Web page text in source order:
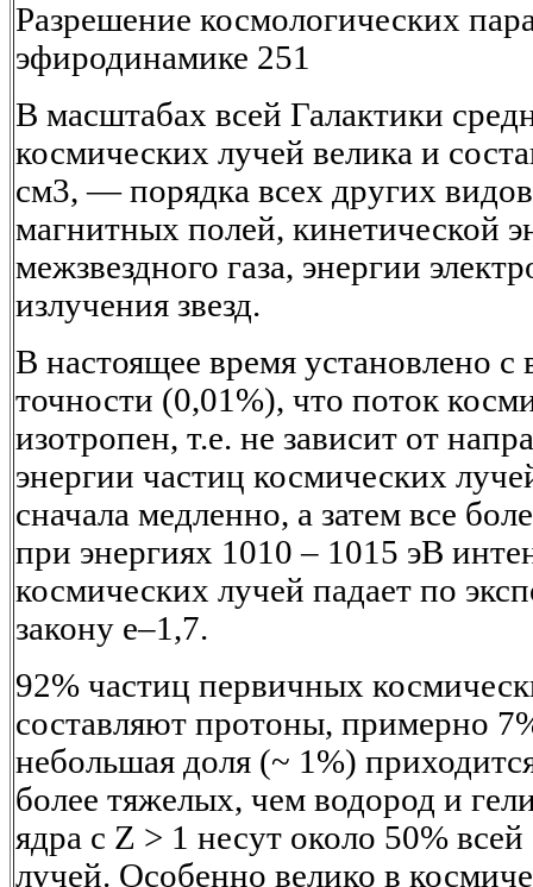
Разрешение космологических
эфиродинамике 251
В масштабах всей Галактики
космических лучей велика и
см3, — порядка всех других
магнитных полей, кинетической
межзвездного газа, энергии
излучения звезд.
В настоящее время установлено
точности (0,01%), что поток
изотропен, т.е. не зависит от
энергии частиц космических
сначала медленно, а затем все
при энергиях 1010 – 1015 эВ
космических лучей падает по
закону е–1,7.
92% частиц первичных
составляют протоны, примерно
небольшая доля (~ 1%)
более тяжелых, чем водород и
ядра с Z > 1 несут около 50%
лучей. Особенно велико в